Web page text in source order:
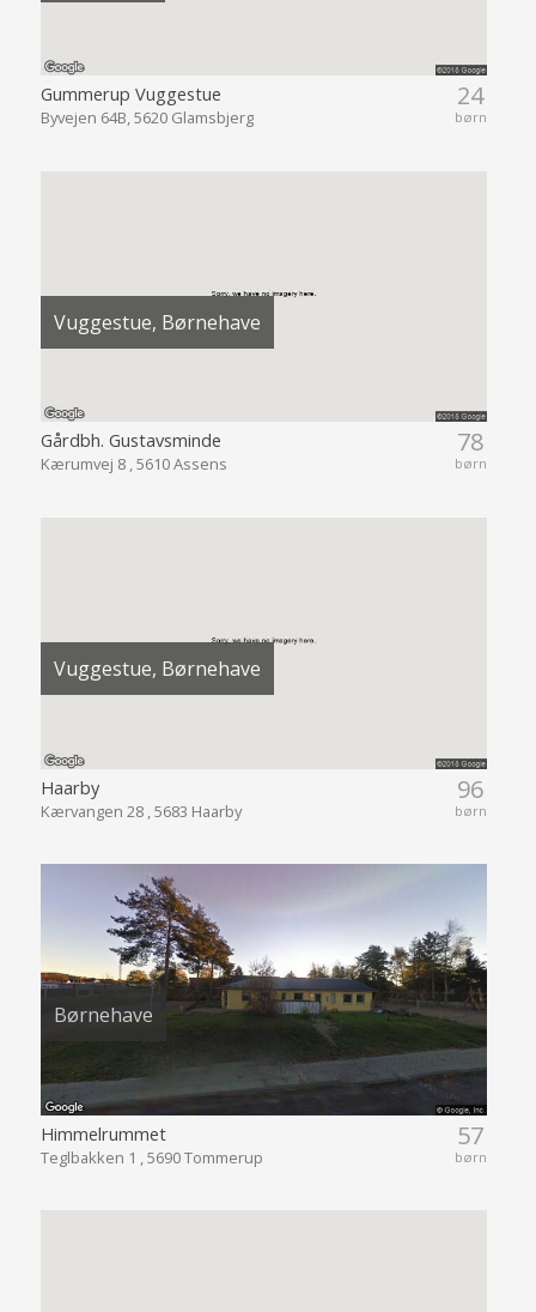
24
børn
Gummerup Vuggestue
Byvejen 64B, 5620 Glamsbjerg
Vuggestue, Børnehave
78
børn
Gårdbh. Gustavsminde
Kærumvej 8 , 5610 Assens
Vuggestue, Børnehave
96
børn
Haarby
Kærvangen 28 , 5683 Haarby
Børnehave
57
børn
Himmelrummet
Teglbakken 1 , 5690 Tommerup